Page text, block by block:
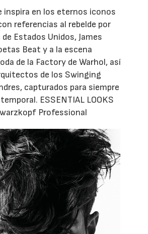
inspira en los eternos iconos
referencias al rebelde por
Estados Unidos, James
Beat y a la escena
de la Factory de Warhol, así
de los Swinging
capturados para siempre
ESSENTIAL LOOKS
Professional